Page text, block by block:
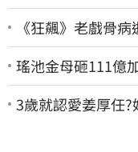
《狂飆》老戲骨
瑤池金母砸111億
領散熱雙雄點火
3歲就認愛姜厚任